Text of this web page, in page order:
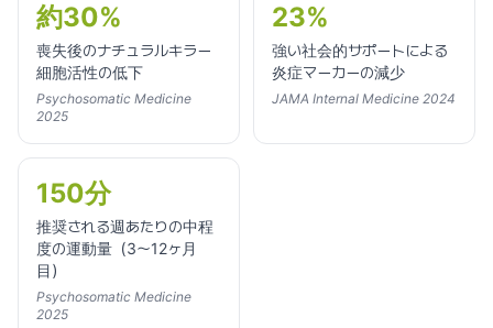
約30%
喪失後のナチュラルキラー
細胞活性の低下
Psychosomatic Medicine
2025
23%
強い社会的サポートによる
炎症マーカーの減少
JAMA Internal Medicine 2024
150分
推奨される週あたりの中程
度の運動量（3〜12ヶ月
目）
Psychosomatic Medicine
2025